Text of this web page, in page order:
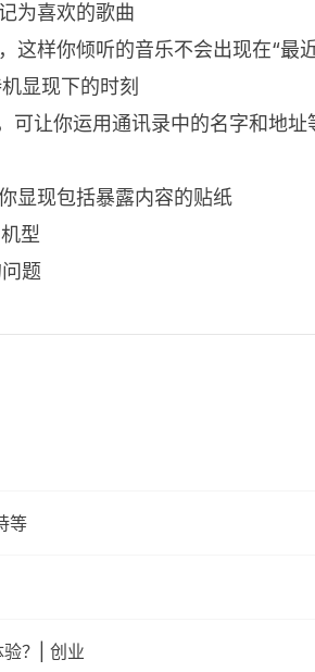
为喜欢的歌曲
这样你倾听的音乐不会出现在“最
显现下的时刻
让你运用通讯录中的名字和地址
显现包括暴露内容的贴纸
型
题
等
验？| 创业